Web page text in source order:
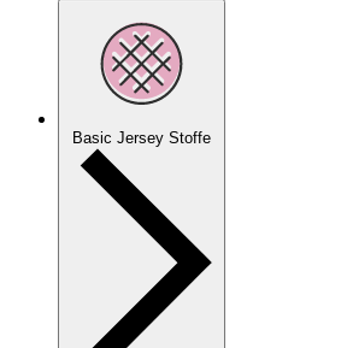
Basic Jersey Stoffe